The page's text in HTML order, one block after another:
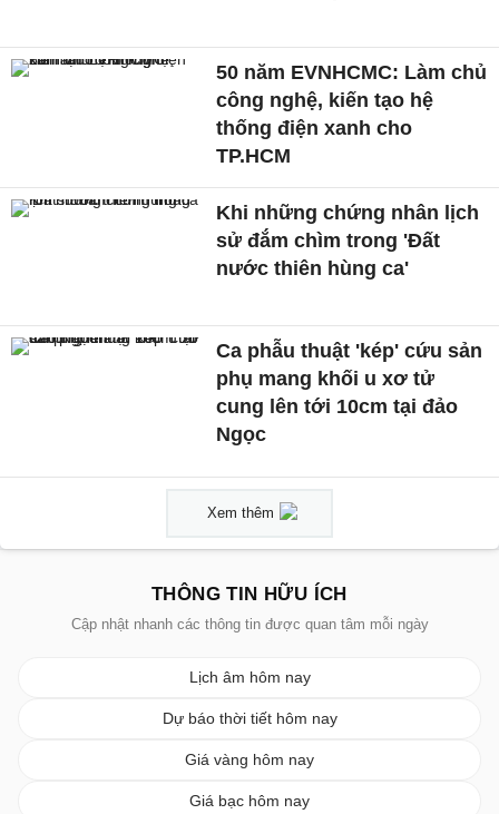
50 năm EVNHCMC: Làm chủ
công nghệ, kiến tạo hệ
thống điện xanh cho
TP.HCM
Khi những chứng nhân lịch
sử đắm chìm trong 'Đất
nước thiên hùng ca'
Ca phẫu thuật 'kép' cứu sản
phụ mang khối u xơ tử
cung lên tới 10cm tại đảo
Ngọc
Xem thêm
THÔNG TIN HỮU ÍCH
Cập nhật nhanh các thông tin được quan tâm mỗi ngày
Lịch âm hôm nay
Dự báo thời tiết hôm nay
Giá vàng hôm nay
Giá bạc hôm nay